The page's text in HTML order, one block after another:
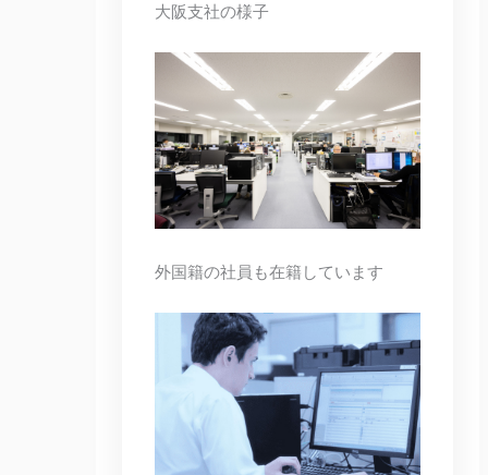
大阪支社の様子
外国籍の社員も在籍しています